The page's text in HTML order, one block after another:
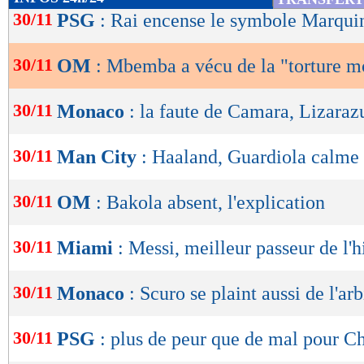
de
OK
30/11 PSG : Rai encense le symbole
30/11 OM : Mbemba a vécu de la "torture
30/11 Monaco : la faute de Camara,
30/11 Man City : Haaland, Guardiola
30/11 OM : Bakola absent, l'explication
30/11 Miami : Messi, meilleur passeur de
30/11 Monaco : Scuro se plaint aussi de
30/11 PSG : plus de peur que de mal pour